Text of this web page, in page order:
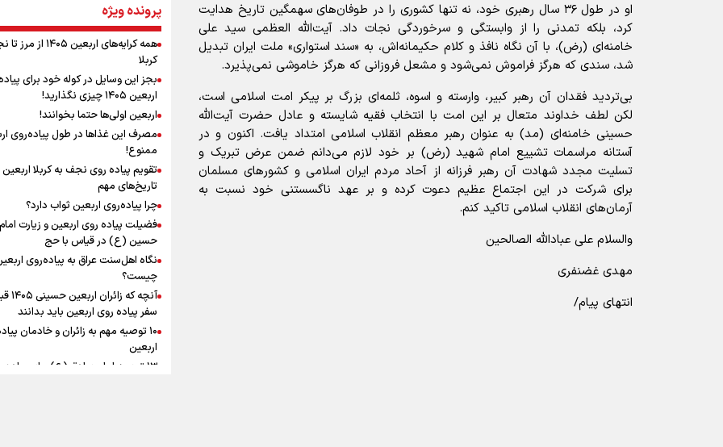
او در طول ۳۶ سال رهبری خود، نه تنها کشوری را در طوفان‌های سهمگین تاریخ هدایت
کرد، بلکه تمدنی را از وابستگی و سرخوردگی نجات داد. آیت‌الله العظمی سید علی
خامنه‌ای (رض)، با آن نگاه نافذ و کلام حکیمانه‌اش، به «سند استواری» ملت ایران تبدیل
شد، سندی که هرگز فراموش نمی‌شود و مشعل فروزانی که هرگز خاموشی نمی‌پذیرد.
بی‌تردید فقدان آن رهبر کبیر، وارسته و اسوه، ثلمه‌ای بزرگ بر پیکر امت اسلامی است،
لکن لطف خداوند متعال بر این امت با انتخاب فقیه شایسته و عادل حضرت آیت‌الله
حسینی خامنه‌ای (مد) به عنوان رهبر معظم انقلاب اسلامی امتداد یافت. اکنون و در
آستانه مراسمات تشییع امام شهید (رض) بر خود لازم می‌دانم ضمن عرض تبریک و
تسلیت مجدد شهادت آن رهبر فرزانه از آحاد مردم ایران اسلامی و کشور‌های مسلمان
برای شرکت در این اجتماع عظیم دعوت کرده و بر عهد ناگسستنی خود نسبت به
آرمان‌های انقلاب اسلامی تاکید کنم.
والسلام علی عبادالله الصالحین
مهدی غضنفری
انتهای پیام/
نگاه تمدنی رهبر
فضای مجازی
رابطه کارگر و کارفرما
به زوجیت
اینفو برنا / جدول کامل فاصله
شلمچه تا شهرهای زیارتی عراق
اینفو برنا/ میزان مالیات بر ارزش
افزوده چقدر است؟
اینفوبرنا/ سقف معافیت مالیاتی
حقوق کارکنان دولت و
در بودجه ۱۴۰۵ چقدر است؟
پرونده ویژه
همه کرایه‌های اربعین ۱۴۰۵
کربلا
بجز این وسایل در کوله خود برای
اربعین ۱۴۰۵ چیزی نگذارید!
اربعین اولی‌ها حتما بخوانند!
مصرف این غذاها در طول پیاده‌روی
ممنوع!
تاریخ‌های مهم
چرا پیاده‌روی اربعین ثواب دارد؟
فضیلت پیاده روی اربعین و زیارت امام
حسین (ع) در قیاس با حج
نگاه اهل‌سنت عراق به پیاده‌روی
چیست؟
آنچه که
سفر پیاده روی اربعین باید بدانند
۱۰ توصیه مهم به زائران و خادمان
اربعین
۱۳ توصیه امام صادق (ع) برای